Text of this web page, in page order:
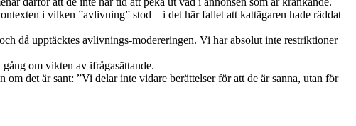
i vilken ”avlivning” stod – i det här fallet att kattägaren hade räddat
då upptäcktes avlivnings-modereringen. Vi har absolut inte restriktioner
om vikten av ifrågasättande.
det är sant: ”Vi delar inte vidare berättelser för att de är sanna, utan för